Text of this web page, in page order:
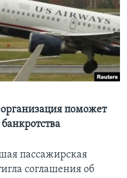
поможет
пассажирская
соглашения об